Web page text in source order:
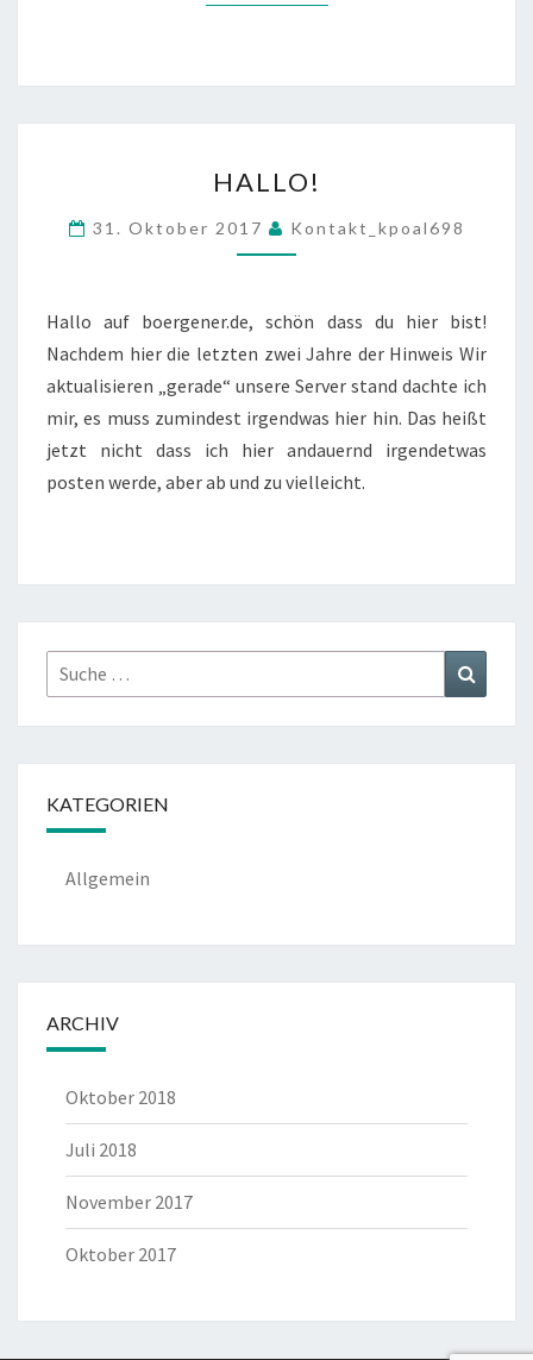
HALLO!
31. Oktober 2017 Kontakt_kpoal698
Hallo auf boergener.de, schön dass du hier bist!
Nachdem hier die letzten zwei Jahre der Hinweis Wir
aktualisieren „gerade“ unsere Server stand dachte ich
mir, es muss zumindest irgendwas hier hin. Das heißt
jetzt nicht dass ich hier andauernd irgendetwas
posten werde, aber ab und zu vielleicht.
Suche
nach:
KATEGORIEN
Allgemein
ARCHIV
Oktober 2018
Juli 2018
November 2017
Oktober 2017